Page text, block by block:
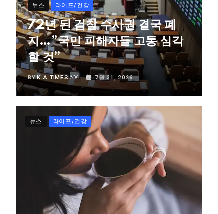
뉴스 라이프/건강
72년 된 검찰 수사권 결국 폐
지…”국민 피해자들 고통 심각
할 것”
BYK.A TIMES NY 7월 31, 2026
뉴스 라이프/건강